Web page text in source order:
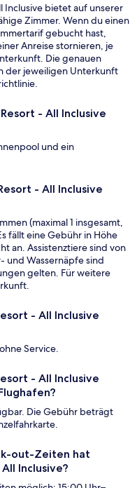
Inclusive bietet auf unserer
Zimmer. Wenn du einen
gebucht hast,
Anreise stornieren, je
Die genauen
der jeweiligen Unterkunft
- All Inclusive
und ein
- All Inclusive
(maximal 1 insgesamt,
fällt eine Gebühr in Höhe
an. Assistenztiere sind von
und Wassernäpfe sind
gelten. Für weitere
- All Inclusive
Service.
- All Inclusive
Die Gebühr beträgt
out-Zeiten hat
Inclusive?